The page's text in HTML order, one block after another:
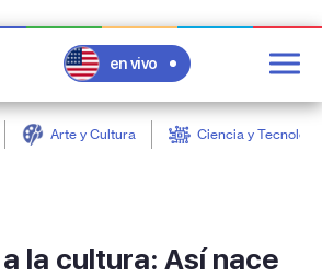
en vivo
Arte y Cultura Ciencia y
la cultura: Así nace